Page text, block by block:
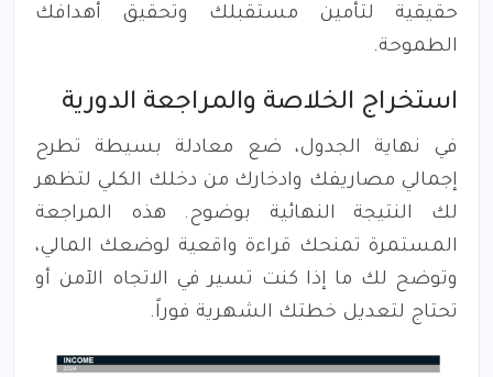
حقيقية لتأمين مستقبلك وتحقيق أهدافك
الطموحة.
استخراج الخلاصة والمراجعة الدورية
في نهاية الجدول، ضع معادلة بسيطة تطرح
إجمالي مصاريفك وادخارك من دخلك الكلي لتظهر
لك النتيجة النهائية بوضوح. هذه المراجعة
المستمرة تمنحك قراءة واقعية لوضعك المالي،
وتوضح لك ما إذا كنت تسير في الاتجاه الآمن أو
تحتاج لتعديل خطتك الشهرية فوراً.